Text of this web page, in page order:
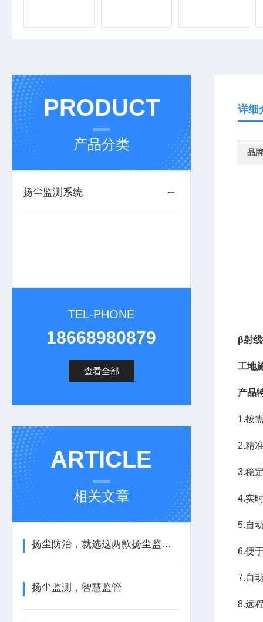
PRODUCT
产品分类
扬尘监测系统
TEL-PHONE
18668980879
查看全部
ARTICLE
相关文章
扬尘防治，就选这两款扬尘监测装置
扬尘监测，智慧监管
详细
品牌
β射
工地
产品
1.按
2.精
3.稳
4.实
5.自
6.便
7.自
8.远